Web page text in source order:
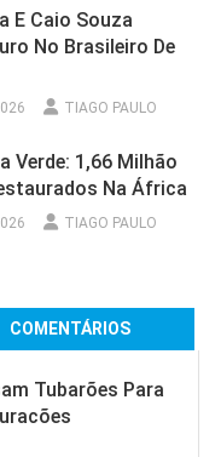
E Caio Souza
No Brasileiro De
TIAGO PAULO
Verde: 1,66 Milhão
Na África
TIAGO PAULO
COMENTÁRIOS
Tubarões Para